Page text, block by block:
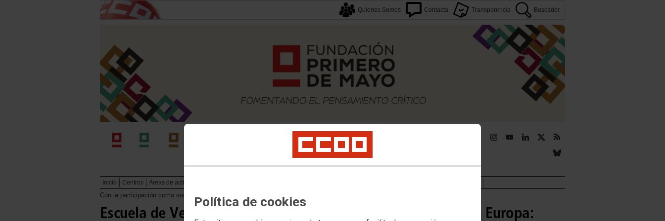
Política de cookies
Quienes Somos Contacta Transparencia Buscador
Inicio Centros Áreas de actividad
Con la participación como socia de la F1M
Escuela de Verano del Proyecto 'Democracia en el Trabajo en Europa: